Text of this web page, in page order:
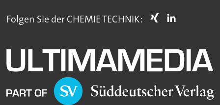
Folgen Sie der CHEMIE TECHNIK: